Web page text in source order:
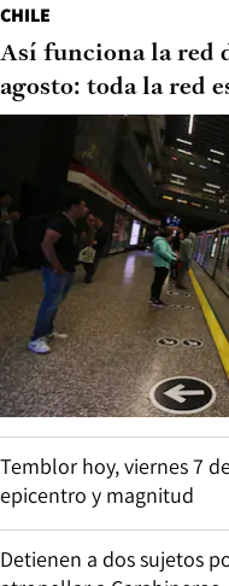
CHILE
Así funciona la red
agosto: toda la red
Temblor hoy, viernes 7
epicentro y magnitud
Detienen a dos sujetos